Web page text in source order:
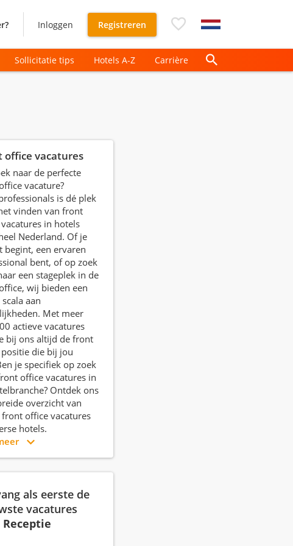
Inloggen Registreren
Sollicitatie tips Hotels A-Z Carrière
office vacatures
naar de perfecte
vacature?
is dé plek
vinden van front
in hotels
Nederland. Of je
begint, een ervaren
bent, of op zoek
een stageplek in de
wij bieden een
aan
Met meer
actieve vacatures
bij ons altijd de front
die bij jou
je specifiek op zoek
office vacatures in
Ontdek ons
overzicht van
front office vacatures
hotels.
als eerste de
vacatures
Receptie